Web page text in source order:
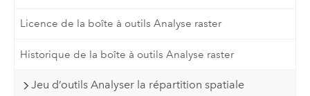
Licence de la boîte à outils Analyse raster
Historique de la boîte à outils Analyse raster
Jeu d’outils Analyser la répartition spatiale